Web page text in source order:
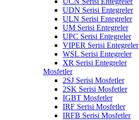
UDN Serisi Entegreler
ULN Serisi Entegreler
UM Serisi Entegreler
UPC Serisi Entegreler
VIPER Serisi Entegreler
WSL Serisi Entegreler
XR Serisi Entegreler
Mosfetler
2SJ Serisi Mosfetler
2SK Serisi Mosfetler
IGBT Mosfetler
IRF Serisi Mosfetler
IRFB Serisi Mosfetler